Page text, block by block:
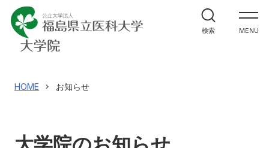
MENU
医学研究科
看護学研究科
保健科学研究科
検索
HOME お知らせ